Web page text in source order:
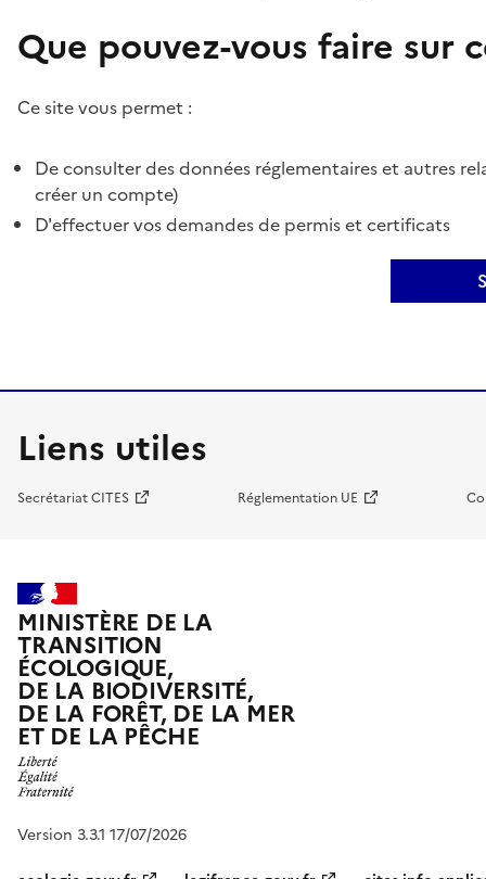
Que pouvez-vous faire sur
Ce site vous permet :
De consulter des données réglementaires et autres
créer un compte)
D'effectuer vos demandes de permis et certificats
Liens utiles
Secrétariat CITES Réglementation UE
MINISTÈRE DE LA
TRANSITION
ÉCOLOGIQUE,
DE LA BIODIVERSITÉ,
DE LA FORÊT, DE LA MER
ET DE LA PÊCHE
Version 3.3.1 17/07/2026